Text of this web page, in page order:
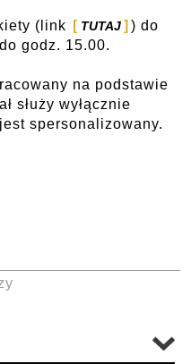
(link TUTAJ
) do
godz. 15.00.
na podstawie
służy wyłącznie
spersonalizowany.